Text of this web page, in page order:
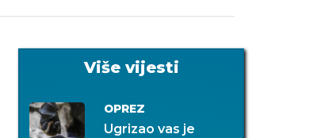
Više vijesti
OPREZ
Ugrizao vas je